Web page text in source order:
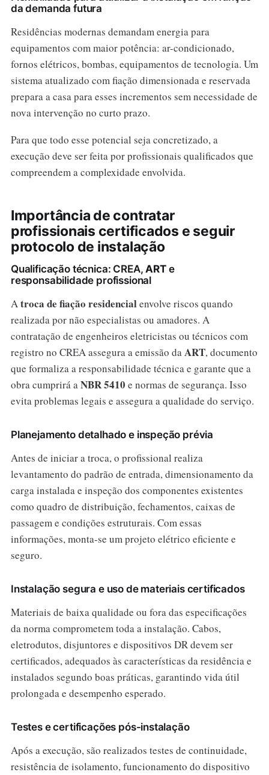
da demanda futura
Residências modernas demandam energia para
equipamentos com maior potência: ar-condicionado,
fornos elétricos, bombas, equipamentos de tecnologia. Um
sistema atualizado com fiação dimensionada e reservada
prepara a casa para esses incrementos sem necessidade de
nova intervenção no curto prazo.
Para que todo esse potencial seja concretizado, a
execução deve ser feita por profissionais qualificados que
compreendem a complexidade envolvida.
Importância de contratar
profissionais certificados e seguir
protocolo de instalação
Qualificação técnica: CREA,ARTe
responsabilidade profissional
Atroca de fiação residencialenvolve riscos quando
realizada por não especialistas ou amadores. A
contratação de engenheiros eletricistas ou técnicos com
registro no CREA assegura a emissão daART, documento
que formaliza a responsabilidade técnica e garante que a
obra cumprirá aNBR 5410 e normas de segurança. Isso
evita problemas legais e assegura a qualidade do serviço.
Planejamento detalhado e inspeção prévia
Antes de iniciar a troca, o profissional realiza
levantamento do padrão de entrada, dimensionamento da
carga instalada e inspeção dos componentes existentes
como quadro de distribuição, fechamentos, caixas de
passagem e condições estruturais. Com essas
informações, monta-se um projeto elétrico eficiente e
seguro.
Instalação segura e uso de materiais certificados
Materiais de baixa qualidade ou fora das especificações
da norma comprometem toda a instalação. Cabos,
eletrodutos, disjuntores e dispositivos DR devem ser
certificados, adequados às características da residência e
instalados segundo boas práticas, garantindo vida útil
prolongada e desempenho esperado.
Testes e certificações pós-instalação
Após a execução, são realizados testes de continuidade,
resistência de isolamento, funcionamento do dispositivo